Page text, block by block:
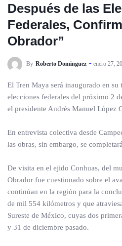
Después de las
Federales,
Obrador”
By Roberto Dominguez enero 27,
El Tren Maya será inaugurado en su
elecciones federales del próximo 2
el presidente Andrés Manuel López
En entrevista colectiva desde
las obras, sin embargo, se
De visita en el ejido Conhuas, del
Obrador fue cuestionado sobre el
continúan en la región para la
de mil 554 kilómetros y que
Sureste de México, cuyas dos
y 31 de diciembre pasado.